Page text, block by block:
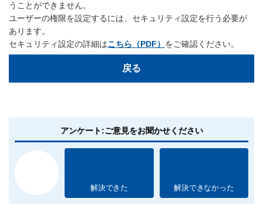
うことができません。
ユーザーの権限を設定するには、セキュリティ設定を行う必要が
あります。
セキュリティ設定の詳細はこちら（PDF） をご確認ください。
戻る
アンケート:ご意見をお聞かせください
解決できた 解決できなかった